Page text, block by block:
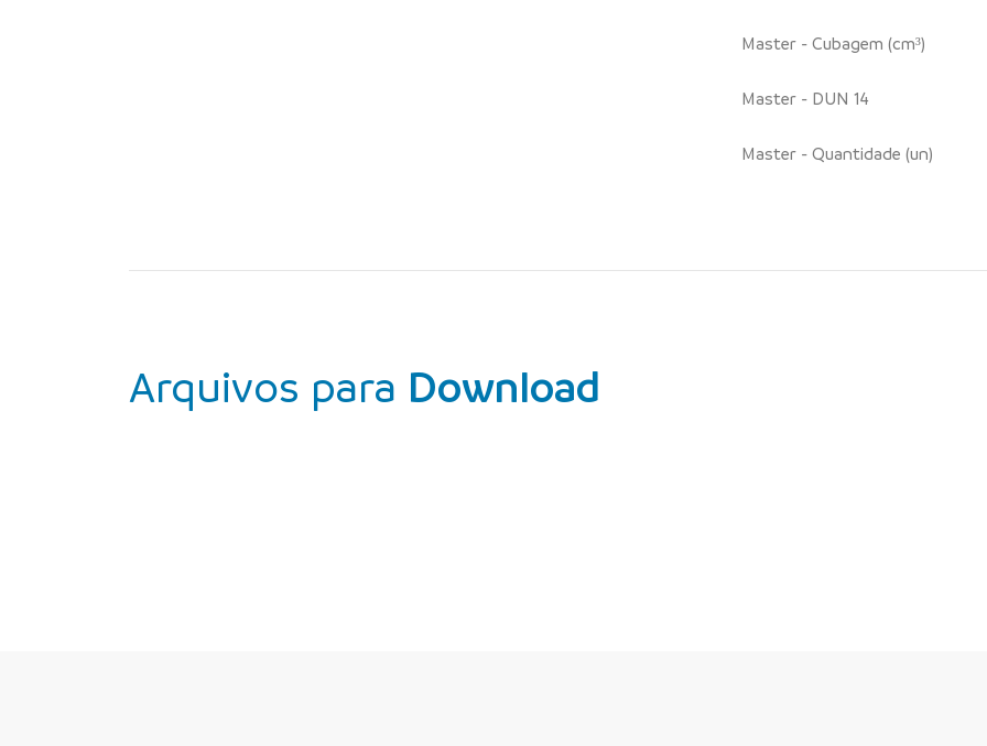
Master - Cubagem (cm³)
Master - DUN 14
Master - Quantidade (un)
Arquivos para Download